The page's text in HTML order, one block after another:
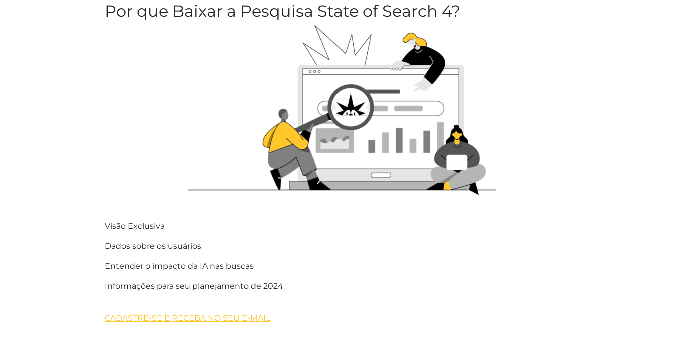
Por que Baixar a Pesquisa State of Search 4?
Visão Exclusiva
Dados sobre os usuários
Entender o impacto da IA nas buscas
Informações para seu planejamento de 2024
CADASTRE-SE E RECEBA NO SEU E-MAIL